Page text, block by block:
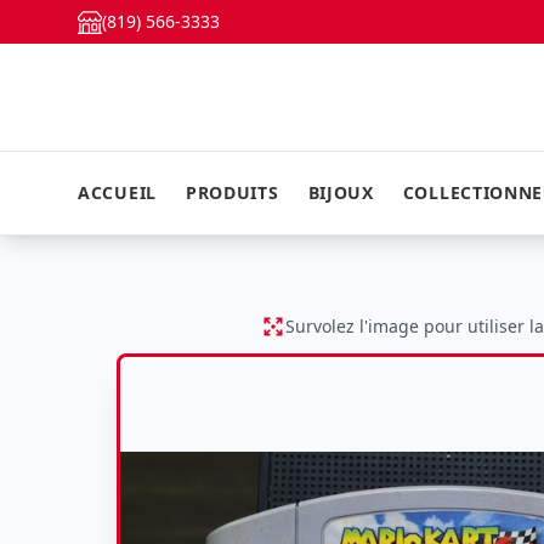
(819) 566-3333
ACCUEIL PRODUITS BIJOUX
Survolez l'image pour utiliser